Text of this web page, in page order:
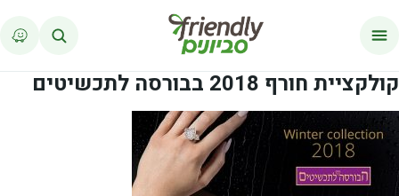
קולקציית חורף 2018 בבורסה לתכשיטים